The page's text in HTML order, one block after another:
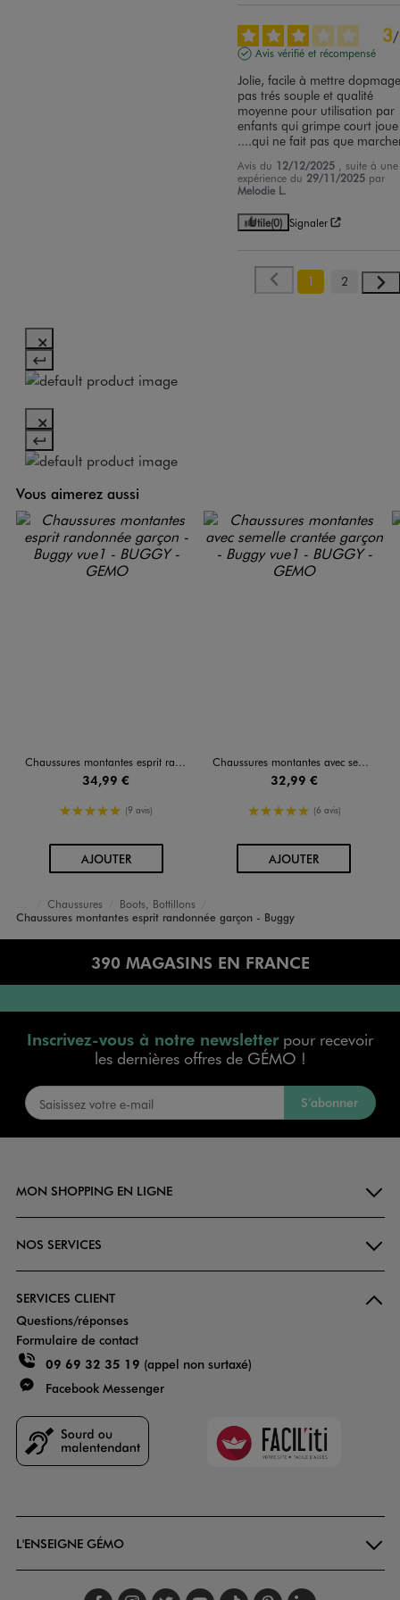
3/
Avis vérifié et récompensé
Jolie, facile à mettre
pas trés souple et qualité
moyenne pour utilisation par
enfants qui grimpe court joue
....qui ne fait pas que
Avis du 12/12/2025
, suite à une
expérience du 29/11/2025 par
Melodie L.
Utile(0) Signaler
1 2
Vous aimerez aussi
Chaussures montantes esprit randonnée garçon - Buggy
34,99 €
5/5 de moyenne
(9 avis)
AJOUTERAU PANIER
Chaussures montantes avec semelle crantée garçon - Buggy
32,99 €
5/5 de moyenne
(6 avis)
AJOUTERAU PANIER
Accueil
Garçon
Chaussures
Boots, Bottillons
Chaussures montantes esprit randonnée garçon - Buggy
390 MAGASINS EN FRANCE
Inscrivez-vous à notre newsletterpour recevoir
les dernières offres de GÉMO !
S’abonner
MON SHOPPING EN LIGNE
NOS SERVICES
SERVICES CLIENT
Questions/réponses
Formulaire de contact
09 69 32 35 19 (appel non surtaxé)
Facebook Messenger
Faciliti
L'ENSEIGNE GÉMO